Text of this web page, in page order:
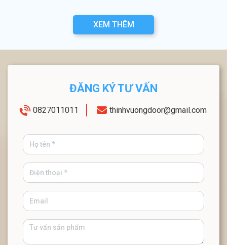
XEM THÊM
ĐĂNG KÝ TƯ VẤN
0827011011 thinhvuongdoor@gmail.com